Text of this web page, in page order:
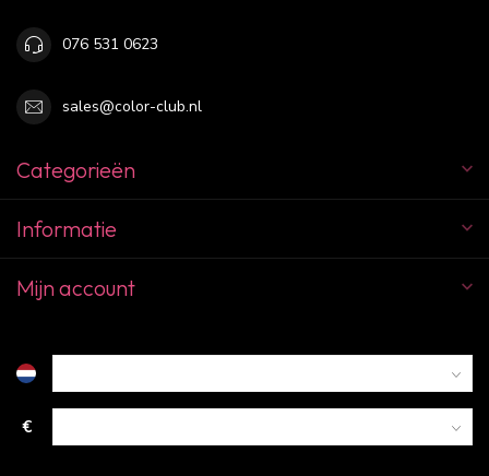
076 531 0623
sales@color-club.nl
Categorieën
Informatie
Mijn account
€